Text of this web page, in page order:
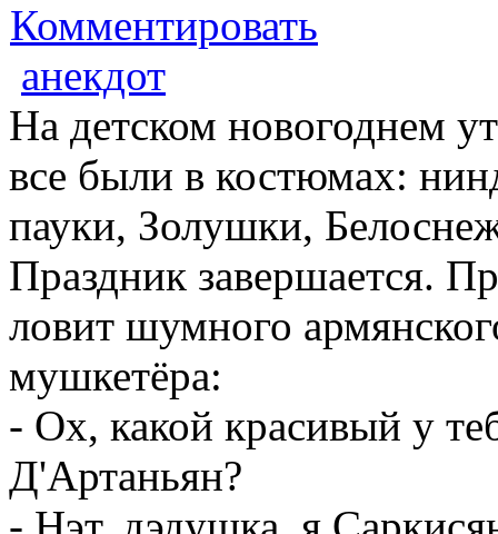
Комментировать
анекдот
На детском новогоднем
все были в костюмах:
пауки, Золушки,
Праздник завершается.
ловит шумного
мушкетёра:
- Ох, какой красивый у
Д'Артаньян?